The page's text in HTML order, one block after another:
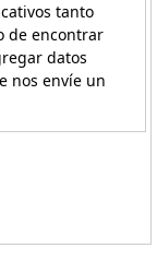
tanto
de encontrar
datos
nos envíe un